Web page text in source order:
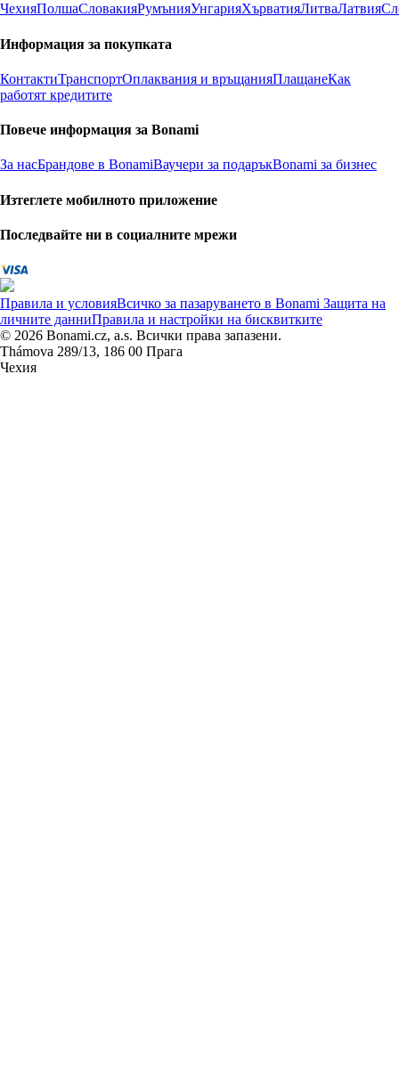
ЧехияПолшаСловакияРумънияУнгарияХърватияЛитваЛатвия
Информация за покупката
КонтактиТранспортОплаквания и връщанияПлащанеКак
работят кредитите
Повече информация за Bonami
За насБрандове в BonamiВаучери за подаръкBonami за бизнес
Изтеглете мобилното приложение
Последвайте ни в социалните мрежи
Правила и условияВсичко за пазаруването в Bonami Защита на
личните данниПравила и настройки на бисквитките
© 2026 Bonami.cz, a.s. Всички права запазени.
Thámova 289/13, 186 00 Прага
Чехия